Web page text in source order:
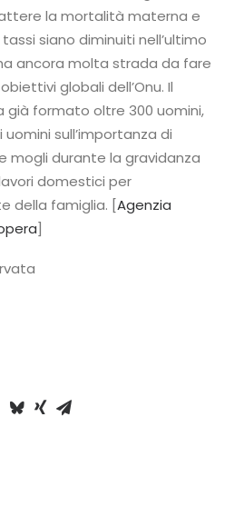
la mortalità materna e
siano diminuiti nell’ultimo
ancora molta strada da fare
globali dell’Onu. Il
già formato oltre 300 uomini,
sull’importanza di
mogli durante la gravidanza
domestici per
della famiglia. [Agenzia
]